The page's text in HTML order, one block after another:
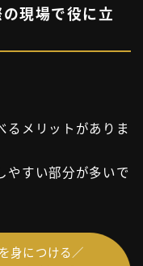
現場で役に立
るメリットがありま
やすい部分が多いで
身につける／